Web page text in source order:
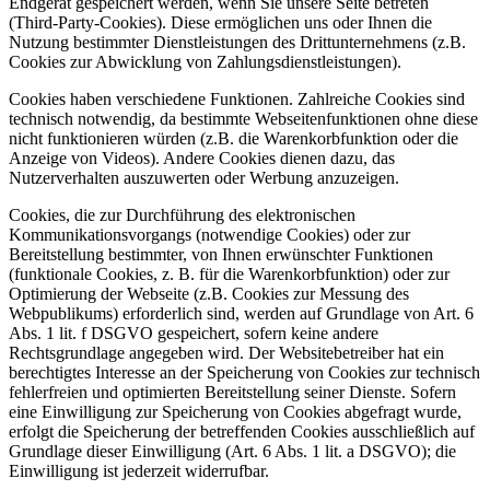
(Third-Party-Cookies). Diese ermöglichen uns oder Ihnen die
Nutzung bestimmter Dienstleistungen des Drittunternehmens (z.B.
Cookies zur Abwicklung von Zahlungsdienstleistungen).
Cookies haben verschiedene Funktionen. Zahlreiche Cookies sind
technisch notwendig, da bestimmte Webseitenfunktionen ohne diese
nicht funktionieren würden (z.B. die Warenkorbfunktion oder die
Anzeige von Videos). Andere Cookies dienen dazu, das
Nutzerverhalten auszuwerten oder Werbung anzuzeigen.
Cookies, die zur Durchführung des elektronischen
Kommunikationsvorgangs (notwendige Cookies) oder zur
Bereitstellung bestimmter, von Ihnen erwünschter Funktionen
(funktionale Cookies, z. B. für die Warenkorbfunktion) oder zur
Optimierung der Webseite (z.B. Cookies zur Messung des
Webpublikums) erforderlich sind, werden auf Grundlage von Art. 6
Abs. 1 lit. f DSGVO gespeichert, sofern keine andere
Rechtsgrundlage angegeben wird. Der Websitebetreiber hat ein
berechtigtes Interesse an der Speicherung von Cookies zur technisch
fehlerfreien und optimierten Bereitstellung seiner Dienste. Sofern
eine Einwilligung zur Speicherung von Cookies abgefragt wurde,
erfolgt die Speicherung der betreffenden Cookies ausschließlich auf
Grundlage dieser Einwilligung (Art. 6 Abs. 1 lit. a DSGVO); die
Einwilligung ist jederzeit widerrufbar.